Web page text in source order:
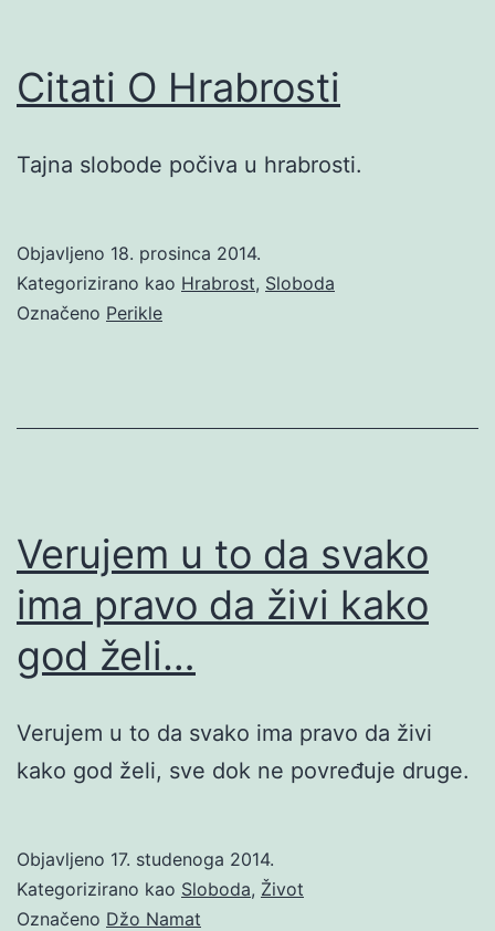
Citati O Hrabrosti
Tajna slobode počiva u hrabrosti.
Objavljeno 18. prosinca 2014.
Kategorizirano kao Hrabrost, Sloboda
Označeno Perikle
Verujem u to da svako
ima pravo da živi kako
god želi…
Verujem u to da svako ima pravo da živi
kako god želi, sve dok ne povređuje druge.
Objavljeno 17. studenoga 2014.
Kategorizirano kao Sloboda, Život
Označeno Džo Namat